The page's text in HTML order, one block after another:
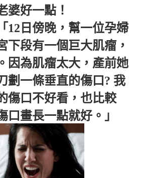
婆好一點！
12日傍晚，幫一位孕婦
下段有一個巨大肌瘤，
因為肌瘤太大，產前她
劃一條垂直的傷口? 我
傷口不好看，也比較
口畫長一點就好。」